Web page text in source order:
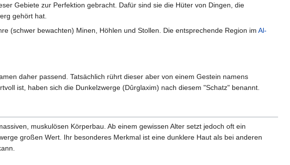
Gebiete zur Perfektion gebracht. Dafür sind sie die Hüter von Dingen, die
gehört hat.
(schwer bewachten) Minen, Höhlen und Stollen. Die entsprechende Region im Al-
daher passend. Tatsächlich rührt dieser aber von einem Gestein namens
ist, haben sich die Dunkelzwerge (Dûrglaxim) nach diesem "Schatz" benannt.
muskulösen Körperbau. Ab einem gewissen Alter setzt jedoch oft ein
großen Wert. Ihr besonderes Merkmal ist eine dunklere Haut als bei anderen